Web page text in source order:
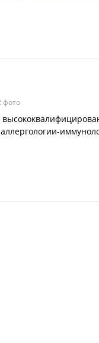
фото